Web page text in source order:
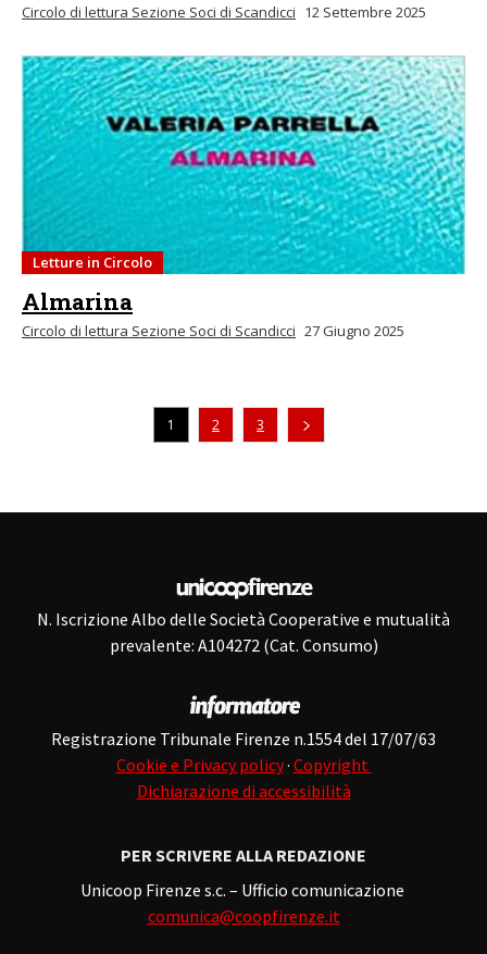
Circolo di lettura Sezione Soci di Scandicci 12 Settembre 2025
Letture in Circolo
Almarina
Circolo di lettura Sezione Soci di Scandicci 27 Giugno 2025
1 2 3
N. Iscrizione Albo delle Società Cooperative e mutualità
prevalente: A104272 (Cat. Consumo)
Registrazione Tribunale Firenze n.1554 del 17/07/63
Cookie e Privacy policy· Copyright
Dichiarazione di accessibilità
PER SCRIVERE ALLA REDAZIONE
Unicoop Firenze s.c. – Ufficio comunicazione
comunica@coopfirenze.it